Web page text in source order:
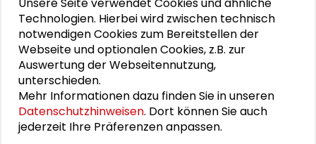
Anselm Hager
Roger Häußling
Caroline Y. Robertson-von Trotha
Ulrike Röttger
Ursula Stein
Technologien. Hierbei wird zwischen technisch
notwendigen Cookies zum Bereitstellen der
Webseite und optionalen Cookies, z.B. zur
Auswertung der Webseitennutzung,
unterschieden.
Mehr Informationen dazu finden Sie in unseren
Datenschutzhinweisen. Dort können Sie auch
jederzeit Ihre Präferenzen anpassen.